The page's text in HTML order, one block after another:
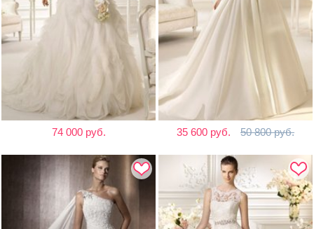
74 000 руб. 35 600 руб. 50 800 руб.